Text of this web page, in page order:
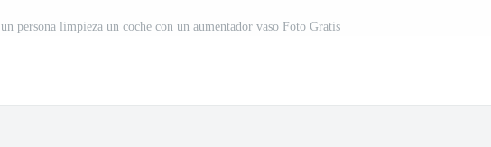
un persona limpieza un coche con un aumentador vaso Foto Gratis